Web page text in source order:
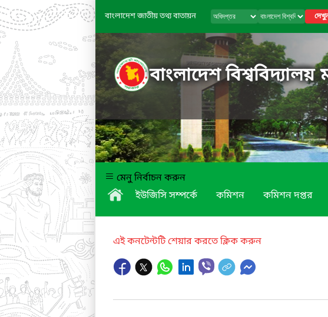
বাংলাদেশ জাতীয় তথ্য বাতায়ন
বাংলাদেশ
মেনু নির্বাচন করুন
ইউজিসি সম্পর্কে
কমিশন কমিশন দপ্তর
এই কনটেন্টটি শেয়ার করতে ক্লিক করুন